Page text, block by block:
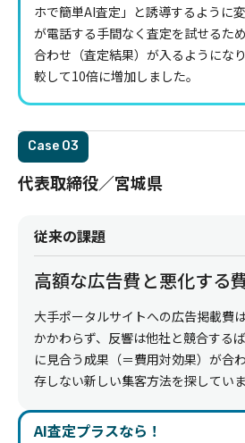
ホで簡単AI査定」と誘導するように
が電話する手間なく査定を試せるた
合わせ（査定結果）が入るようにな
較して10倍に増加しました。
Case
代表取締役／宮城県
従来の課題
高額な広告費と悪化する
大手ポータルサイトへの広告掲載費
かかわらず、反響は他社と競合する
に見合う成果（＝費用対効果）が合
存しない新しい集客方法を探していま
AI査定プラスなら！